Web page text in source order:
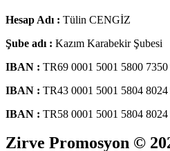
Hesap Adı : Tülin CENGİZ
Şube adı : Kazım Karabekir Şubesi
IBAN : TR69 0001 5001 5800
IBAN : TR43 0001 5001 5804
IBAN : TR58 0001 5001 5804
Zirve Promosyon ©